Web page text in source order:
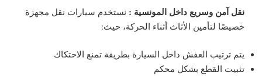
نقل آمن وسريع داخل المونسية : نستخدم سيارات نقل مجهزة
خصيصًا لتأمين الأثاث أثناء الحركة، حيث:
يتم ترتيب العفش داخل السيارة بطريقة تمنع الاحتكاك
تثبيت القطع بشكل محكم